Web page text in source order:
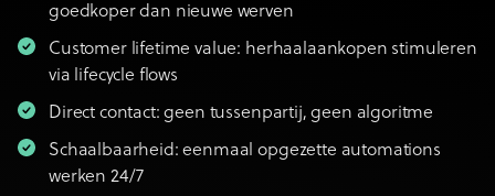
goedkoper dan nieuwe werven
Customer lifetime value: herhaalaankopen stimuleren
via lifecycle flows
Direct contact: geen tussenpartij, geen algoritme
Schaalbaarheid: eenmaal opgezette automations
werken 24/7